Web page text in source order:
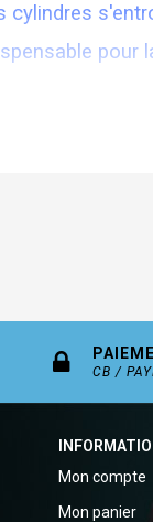
CB /
Mon compte
Mon panier